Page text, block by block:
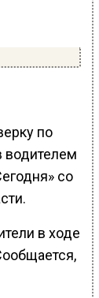
по
водителем
со
в ходе